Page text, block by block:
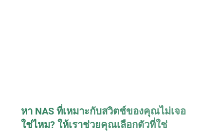
หา NAS ที่เหมาะกับสวิตช์ของคุณไม่เจอ
ใช่ไหม? ให้เราช่วยคุณเลือกตัวที่ใช่